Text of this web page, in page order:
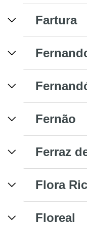
Fartura
Fernão
Ferraz
Flora
Floreal